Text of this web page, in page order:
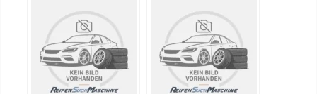
Winterreifen